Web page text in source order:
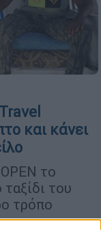
και κάνει
το
του
τρόπο